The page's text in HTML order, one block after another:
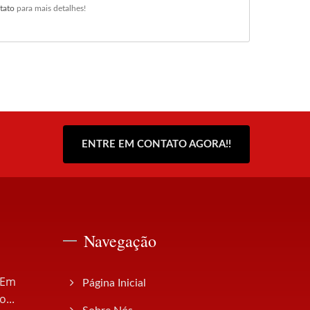
para mais detalhes!
ENTRE EM CONTATO AGORA!!
Navegação
Página Inicial